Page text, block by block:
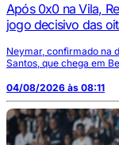
Após 0x0 na Vila,
jogo decisivo das
Neymar, confirmado na
Santos, que chega em
04/08/2026 às 08:11